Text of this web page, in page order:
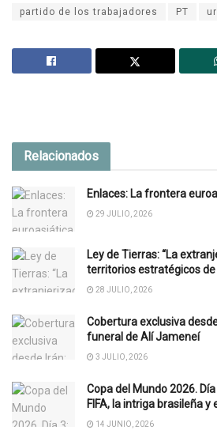
partido de los trabajadores PT
Relacionados
Enlaces: La frontera
29 JULIO, 2026
Ley de Tierras: “La
territorios estratégicos de
28 JULIO, 2026
Cobertura exclusiva
funeral de Alí Jameneí
3 JULIO, 2026
Copa del Mundo 2026.
FIFA, la intriga brasileña
14 JUNIO, 2026